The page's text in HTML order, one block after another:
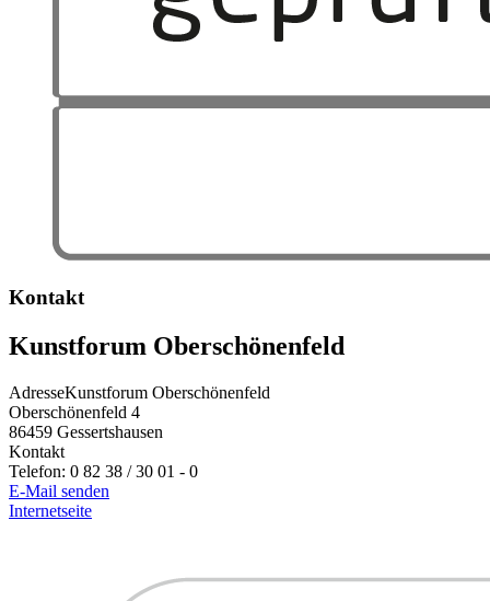
Kontakt
Kunstforum Oberschönenfeld
AdresseKunstforum Oberschönenfeld
Oberschönenfeld 4
86459 Gessertshausen
Kontakt
Telefon: 0 82 38 / 30 01 - 0
E-Mail senden
Internetseite